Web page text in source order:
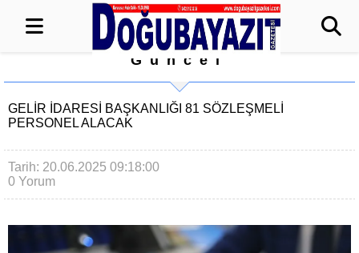
Güncel
GELIR İDARESI BAŞKANLIĞI 81 SÖZLEŞMELI
PERSONEL ALACAK
Tarih: 20.06.2025 09:18:00
0 Yorum